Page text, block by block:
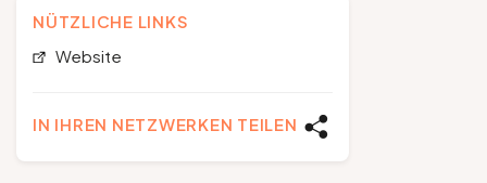
NÜTZLICHE LINKS
Website
IN IHREN NETZWERKEN TEILEN